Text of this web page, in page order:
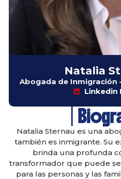
Natalia
Abogada de Inmigración
Linkedin
Natalia Sternau es una
también es inmigrante. Su
brinda una profunda
transformador que puede
para las personas y las